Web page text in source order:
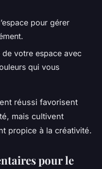
pour gérer
votre espace avec
qui vous
réussi favorisent
mais cultivent
propice à la créativité.
pour le